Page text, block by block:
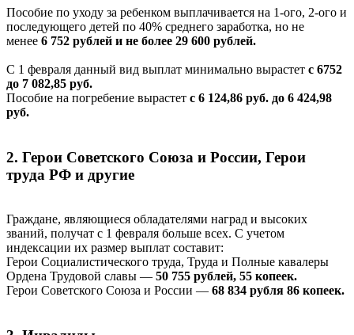
Пособие по уходу за ребенком выплачивается на 1-ого, 2-ого и
последующего детей по 40% среднего заработка, но не
менее 6 752 рублей и не более 29 600 рублей.
С 1 февраля данный вид выплат минимально вырастет с 6752
до 7 082,85 руб.
Пособие на погребение вырастет с 6 124,86 руб. до 6 424,98
руб.
2. Герои Советского Союза и России, Герои
труда РФ и другие
Граждане, являющиеся обладателями наград и высоких
званий, получат с 1 февраля больше всех. С учетом
индексации их размер выплат составит:
Герои Социалистического труда, Труда и Полные кавалеры
Ордена Трудовой славы — 50 755 рублей, 55 копеек.
Герои Советского Союза и России — 68 834 рубля 86 копеек.